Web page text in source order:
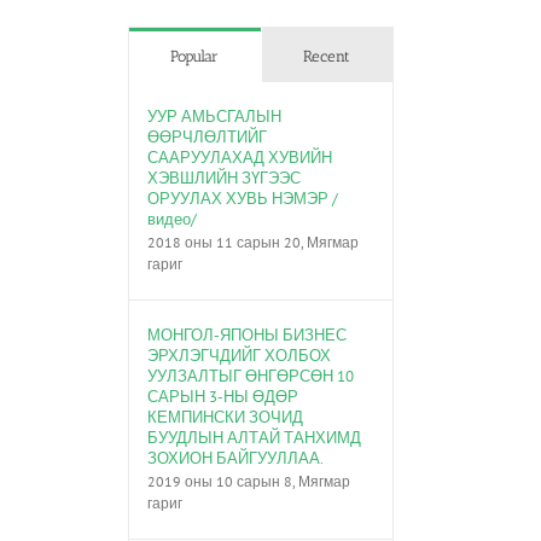
Popular Recent
УУР АМЬСГАЛЫН
ӨӨРЧЛӨЛТИЙГ
СААРУУЛАХАД ХУВИЙН
ХЭВШЛИЙН ЗҮГЭЭС
ОРУУЛАХ ХУВЬ НЭМЭР /
видео/
2018 оны 11 сарын 20, Мягмар
гариг
МОНГОЛ-ЯПОНЫ БИЗНЕС
ЭРХЛЭГЧДИЙГ ХОЛБОХ
УУЛЗАЛТЫГ ӨНГӨРСӨН 10
САРЫН 3-НЫ ӨДӨР
КЕМПИНСКИ ЗОЧИД
БУУДЛЫН АЛТАЙ ТАНХИМД
ЗОХИОН БАЙГУУЛЛАА.
2019 оны 10 сарын 8, Мягмар
гариг